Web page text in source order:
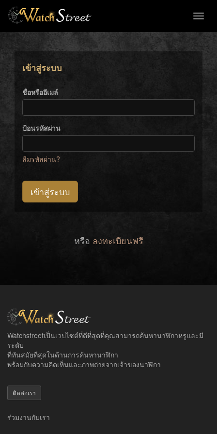
เข้าสู่ระบบ
ชื่อหรืออีเมล์
ป้อนรหัสผ่าน
ลืมรหัสผ่าน?
เข้าสู่ระบบ
หรือ ลงทะเบียนฟรี
Watchstreetเป็นเวปไซต์ที่ดีที่สุดที่คุณสามารถค้นหานาฬิกาหรูและมี
ระดับ
ที่ทันสมัยที่สุดในด้านการค้นหานาฬิกา
พร้อมกับความคิดเห็นและภาพถ่ายจากเจ้าของนาฬิกา
ติดต่อเรา
ร่วมงานกับเรา